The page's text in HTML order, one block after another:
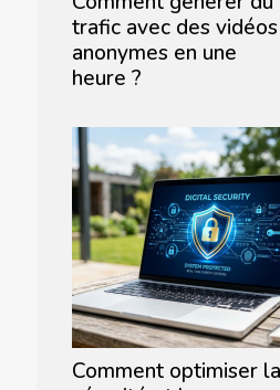
trafic avec des vidéos
anonymes en une
heure ?
Comment optimiser la